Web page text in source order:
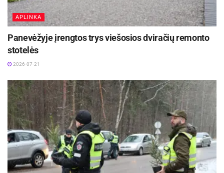
APLINKA
Panevėžyje įrengtos trys viešosios dviračių remonto
stotelės
2026-07-21